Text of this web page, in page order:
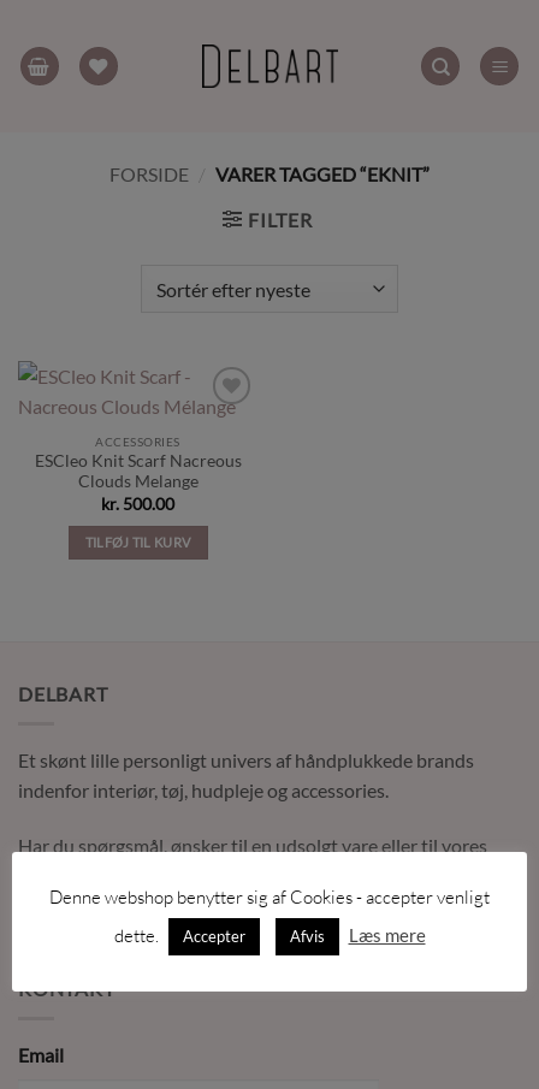
indhold
FORSIDE / VARER TAGGED “EKNIT”
FILTER
Tilføj til
ACCESSORIES
ESCleo Knit Scarf Nacreous
Clouds Melange
kr. 500.00
TILFØJ TIL KURV
DELBART
Et skønt lille personligt univers af håndplukkede brands
indenfor interiør, tøj, hudpleje og accessories.
Har du spørgsmål, ønsker til en udsolgt vare eller til vores
gøre vores bedste for at hjælpe dig.
KONTAKT
Email
Denne webshop benytter sig af Cookies - accepter venligt
dette.
Accepter Afvis Læs mere